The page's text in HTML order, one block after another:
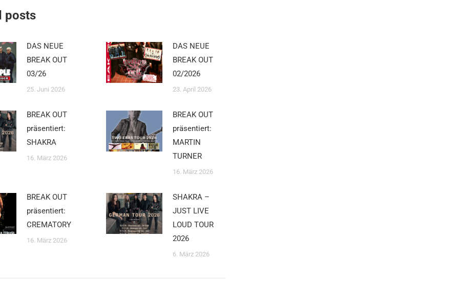
posts
DAS NEUE
BREAK OUT
03/26
25. Juni 2026
DAS NEUE
BREAK OUT
02/2026
23. April 2026
BREAK OUT
präsentiert:
SHAKRA
16. März 2026
BREAK OUT
präsentiert:
MARTIN
TURNER
16. März 2026
BREAK OUT
präsentiert:
CREMATORY
16. März 2026
SHAKRA –
JUST LIVE
LOUD TOUR
2026
6. März 2026